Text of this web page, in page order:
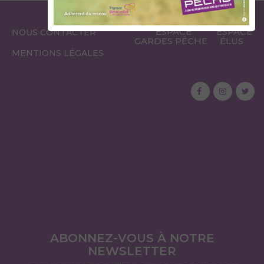
NOUS CONTACTER
MENTIONS LÉGALES
ESPACE
GARDES PÊCHE
ESPACE
ÉLUS
ABONNEZ-VOUS À NOTRE
NEWSLETTER